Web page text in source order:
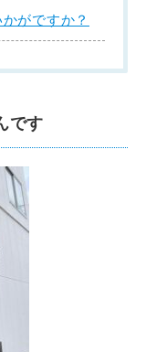
がですか？
です